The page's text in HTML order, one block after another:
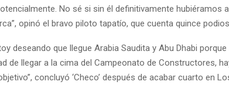
No sé si sin él definitivamente hubiéramos
opinó el bravo piloto tapatío, que cuenta quince
deseando que llegue Arabia Saudita y Abu Dhabi
de llegar a la cima del Campeonato de Constructores,
concluyó ‘Checo’ después de acabar cuarto en